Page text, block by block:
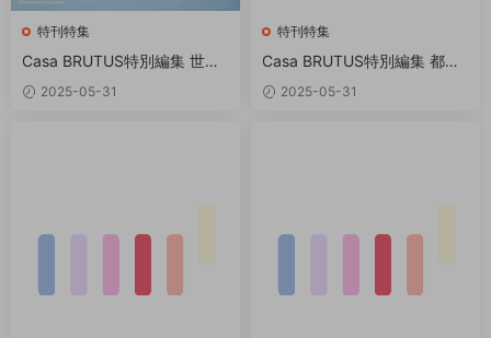
特刊特集
Casa BRUTUS特別編集 世界
のベストミュージアム PDF
2025-05-31
特刊特集
Casa BRUTUS特別編集 都市
型住宅に住む 打造最强住宅的
终极参考书! PDF
2025-05-31